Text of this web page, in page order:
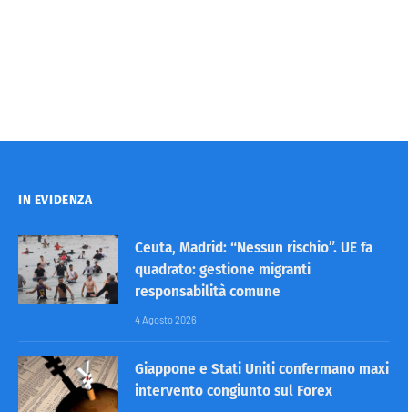
IN EVIDENZA
Ceuta, Madrid: “Nessun rischio”. UE fa
quadrato: gestione migranti
responsabilità comune
4 Agosto 2026
Giappone e Stati Uniti confermano maxi
intervento congiunto sul Forex